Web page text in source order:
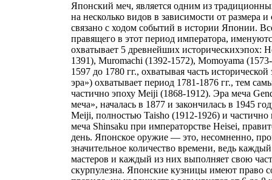
Японский меч, является одним из
на несколько видов в зависимости от размера
связано с ходом событий в истории Японии.
правящего в этот период императора,
охватывает 5 древнейших историческихэпох:
1391), Muromachi (1392-1572), Momoyama
1597 до 1780 гг., охватывая часть
эра») охватывает период 1781-1876 гг., тем
частично эпоху Meiji (1868-1912). Эра меча
меча», началась в 1877 и закончилась в 1945
Meiji, полностью Taisho (1912-1926) и
меча Shinsaku при императорстве Heisei,
день. Японское оружие — это, несомненно,
значительное количество времени, ведь
мастеров и каждый из них выполняет свою
скурпулезна. Японские кузницы имеют право